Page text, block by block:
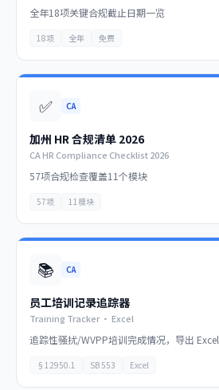
全年18项关键合规截止日期一览
18项 全年 免费
✅ CA
加州 HR 合规清单 2026
CA HR Compliance Checklist 2026
57项合规检查覆盖11个模块
57项 11模块
📚 CA
员工培训记录追踪器
Training Tracker · Excel
追踪性骚扰/WVPP培训完成情况，导出 Excel
§12950.1 SB 553 Excel